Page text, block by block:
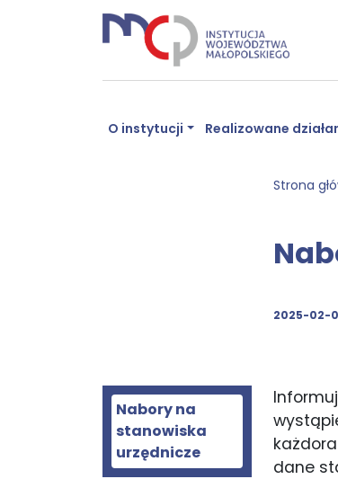
O instytucji Realizowane
Strona
2025-02-
Nabory na
stanowiska
urzędnicze
dane